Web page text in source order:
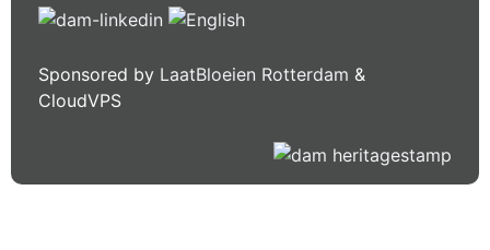
Sponsored by LaatBloeien Rotterdam &
CloudVPS